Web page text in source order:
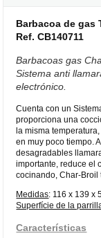
Barbacoa de gas
Ref. CB140711
Barbacoas gas
Sistema anti
electrónico.
Cuenta con un
proporciona una
la misma
en muy poco tiempo.
desagradables
importante, reduce el
cocinando, Char-Broil
Medidas: 116 x 139 x
Superfície de la
Características